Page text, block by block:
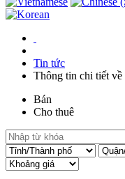
Tin tức
Thông tin chi tiết
Bán
Cho thuê